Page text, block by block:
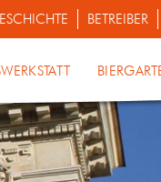
BETREIBER